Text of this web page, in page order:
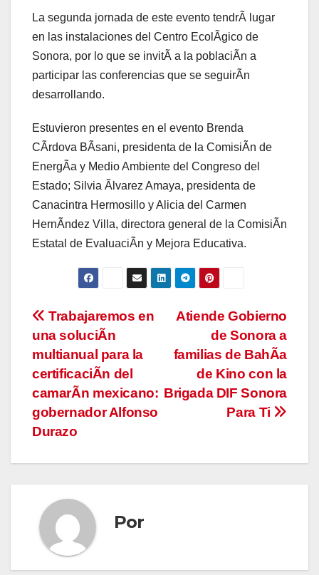
La segunda jornada de este evento tendrÃ lugar
en las instalaciones del Centro EcolÃgico de
Sonora, por lo que se invitÃ a la poblaciÃn a
participar las conferencias que se seguirÃn
desarrollando.
Estuvieron presentes en el evento Brenda
CÃrdova BÃsani, presidenta de la ComisiÃn de
EnergÃa y Medio Ambiente del Congreso del
Estado; Silvia Ãlvarez Amaya, presidenta de
Canacintra Hermosillo y Alicia del Carmen
HernÃndez Villa, directora general de la ComisiÃn
Estatal de EvaluaciÃn y Mejora Educativa.
Navegación
de
entradas
Atiende Gobierno
de Sonora a
familias de BahÃa
de Kino con la
Brigada DIF Sonora
Para Ti
Trabajaremos en
una soluciÃn
multianual para la
certificaciÃn del
camarÃn mexicano:
gobernador Alfonso
Durazo
Por